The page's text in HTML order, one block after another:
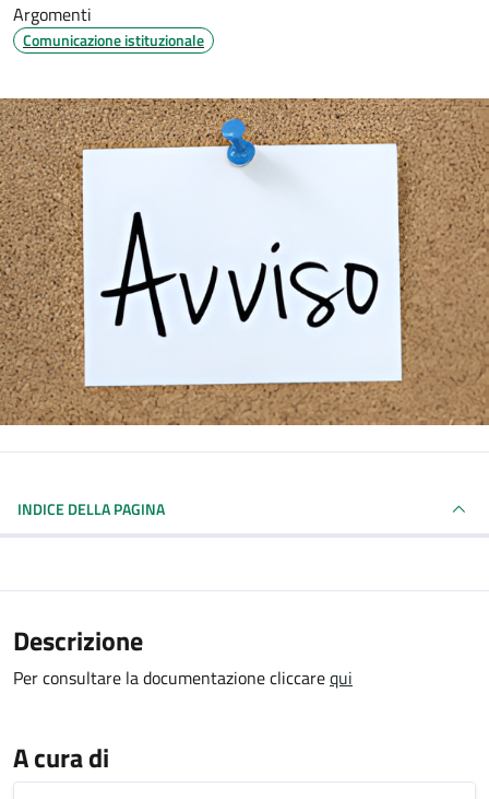
Argomenti
Comunicazione istituzionale
INDICE DELLA PAGINA
Descrizione
Per consultare la documentazione cliccarequi
A cura di